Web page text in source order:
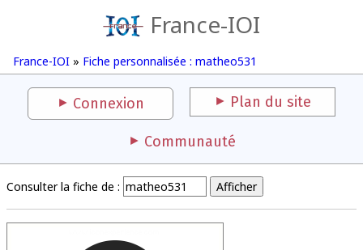
France-IOI
France-IOI » Fiche personnalisée : matheo531
Connexion Plan du site
Communauté
Consulter la fiche de :